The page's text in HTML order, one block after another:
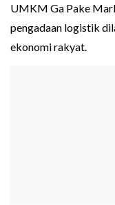
UMKM Ga Pake
pengadaan logistik
ekonomi rakyat.